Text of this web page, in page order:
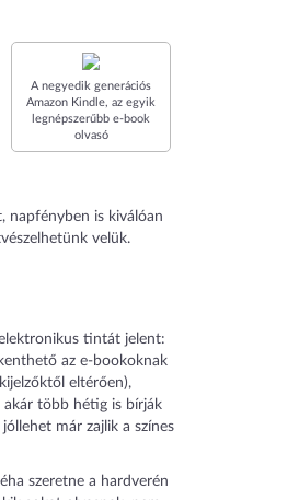
A negyedik generációs
Amazon Kindle, az egyik
legnépszerűbb e-book
olvasó
napfényben is kiválóan
velük.
tintát jelent:
az e-bookoknak
eltérően),
akár több hétig is bírják
már zajlik a színes
szeretne a hardverén